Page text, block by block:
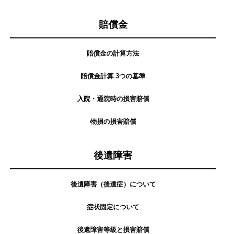
賠償金
賠償金の計算方法
賠償金計算 3つの基準
入院・通院時の損害賠償
物損の損害賠償
後遺障害
後遺障害（後遺症）について
症状固定について
後遺障害等級と損害賠償